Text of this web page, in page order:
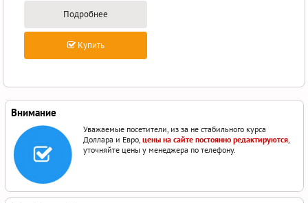
Подробнее
Купить
Внимание
Уважаемые посетители, из за не стабильного курса
Доллара и Евро,цены на сайте постоянно редактируются,
уточняйте цены у менеджера по телефону.